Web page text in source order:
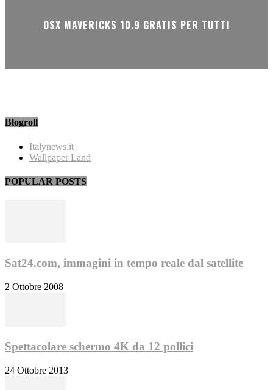
OSX MAVERICKS 10.9 GRATIS PER TUTTI
Blogroll
Italynews.it
Wallpaper Land
POPULAR POSTS
Sat24.com, immagini in tempo reale dal satellite
2 Ottobre 2008
Spettacolare schermo 4K da 12 pollici
24 Ottobre 2013